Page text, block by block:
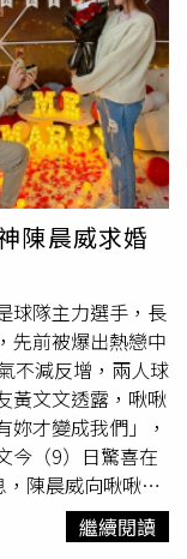
見前職棒選手陳家
到場祝賀，氣氛
己也笑喊「光速神
啦隊團長Juicy也
紗與新人合影，並
～不好意思喔，就
歡迎參與我的結婚
沒有平息，我是
前Juicy在陳晨威
從「正宮」變
假裝正宮與陳晨威
後，網友也紛紛
，直接把請帖變喜
妻制」、「本宮不
就是你的另一
愛的是別人」、
陳晨威求婚
球隊主力選手，長
先前被爆出熱戀中
不減反增，兩人球
黃文文透露，啾啾
才變成我們」，
今（9）日驚喜在
陳晨威向啾啾求
98的一半，我相信
有機會認識你、
繼續閱讀